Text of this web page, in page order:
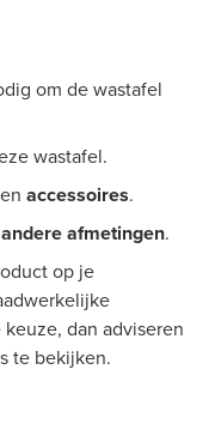
om de wastafel
wastafel.
en accessoires.
andere afmetingen.
op je
dan adviseren
te bekijken.